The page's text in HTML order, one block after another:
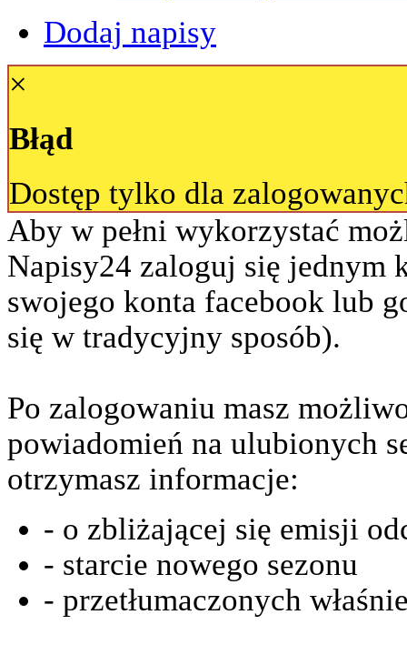
Dodaj napisy
×
Błąd
Dostęp tylko dla
Aby w pełni wykorzystać
Napisy24 zaloguj się jednym
swojego konta facebook lub
się w tradycyjny sposób).
Po zalogowaniu masz
powiadomień na ulubionych
otrzymasz informacje:
- o zbliżającej się emisji
- starcie nowego sezonu
- przetłumaczonych